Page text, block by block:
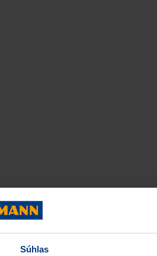
Súhlas